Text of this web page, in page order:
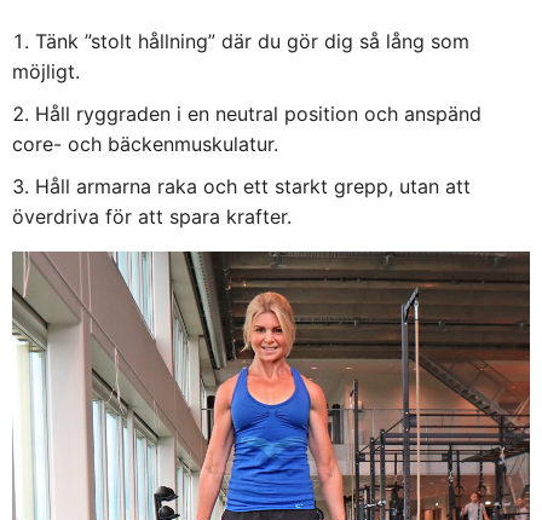
Tänk ”stolt hållning” där du gör dig så lång som
möjligt.
Håll ryggraden i en neutral position och anspänd
core- och bäckenmuskulatur.
Håll armarna raka och ett starkt grepp, utan att
överdriva för att spara krafter.